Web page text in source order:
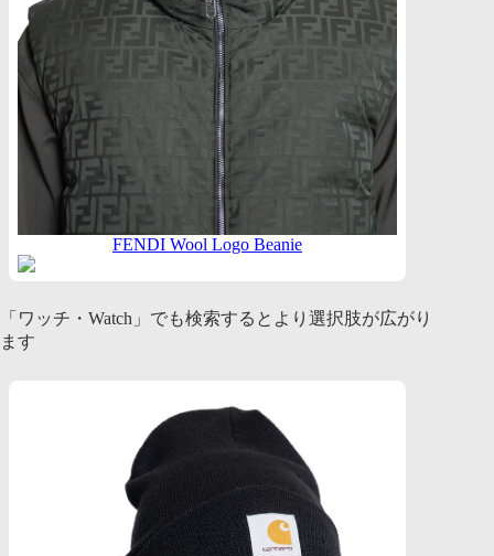
FENDI Wool Logo Beanie
「ワッチ・Watch」でも検索するとより選択肢が広がり
ます